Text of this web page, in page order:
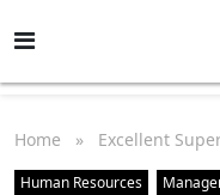
Home » Excellent
Human Resources